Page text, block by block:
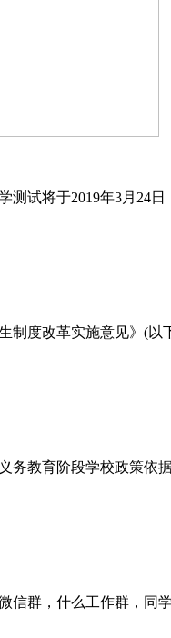
试将于2019年3月24
制度改革实施意见》(
务教育阶段学校政策依
群，什么工作群，同